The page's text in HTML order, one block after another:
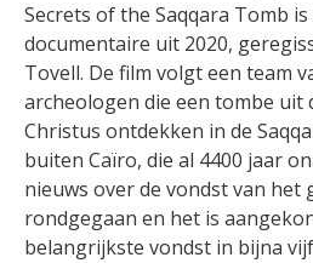
Secrets of the Saqqara Tomb
documentaire uit 2020,
Tovell. De film volgt een team
archeologen die een tombe uit
Christus ontdekken in de
buiten Caïro, die al 4400 jaar
nieuws over de vondst van het
rondgegaan en het is
belangrijkste vondst in bijna